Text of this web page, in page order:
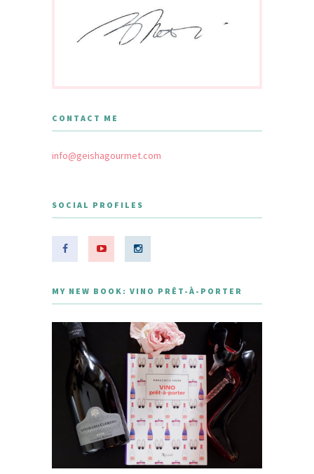
CONTACT ME
info@geishagourmet.com
SOCIAL PROFILES
MY NEW BOOK: VINO PRÊT-À-PORTER